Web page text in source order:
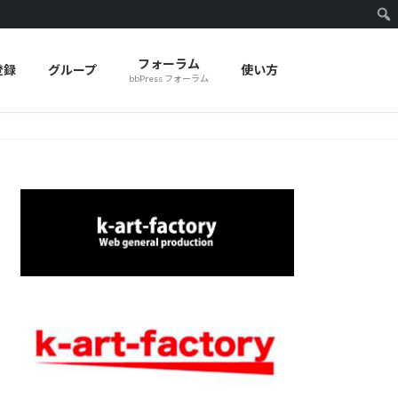
録 グループ フォーラム
bbPress フォーラム
使い方